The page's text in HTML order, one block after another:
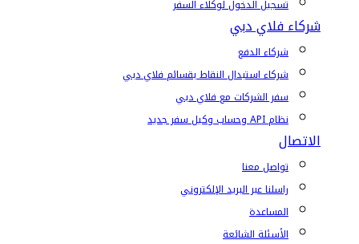
تسجيل الدخول لوكلاء السفر
شركاء فلاي دبي
شركاء الدفع
شركاء استبدال النقاط بقسائم فلاي دبي
سفر الشركات مع فلاي دبي
نظام API وحساب وكيل سفر جديد
الاتصال
تواصل معنا
راسلنا عبر البريد الإلكتروني
المساعدة
الأسئلة الشائعة